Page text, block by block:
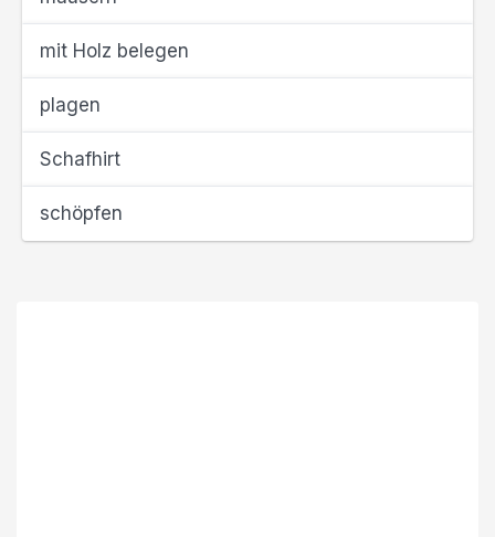
mit Holz belegen
plagen
Schafhirt
schöpfen